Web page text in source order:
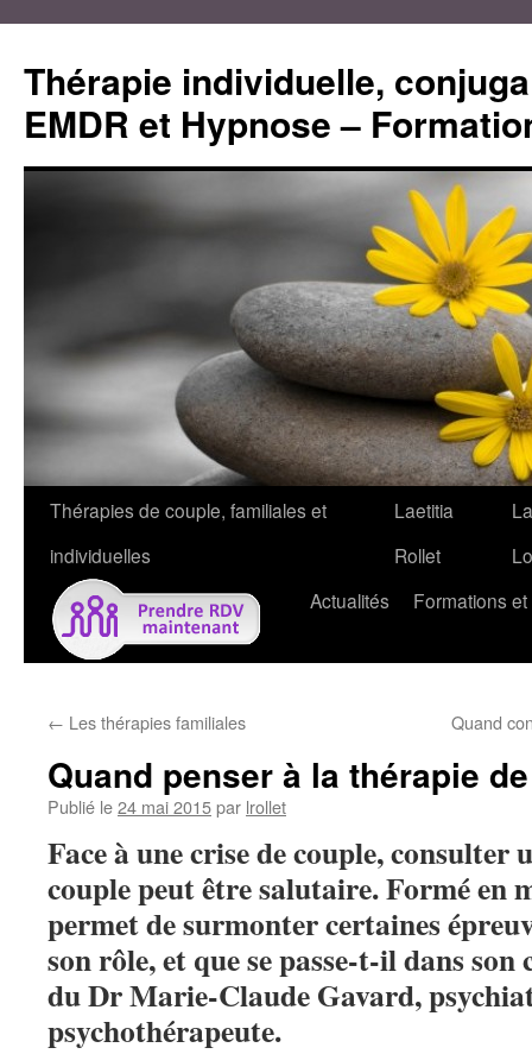
contenu
Thérapie individuelle,
EMDR et Hypnose –
Thérapies de couple, familiales et
individuelles
Laetitia
Rollet
Actualités
Formations
← Les thérapies familiales Quand
Quand penser à la thérapie
Publié le24 mai 2015par lrollet
Face à une crise de couple, consulter
couple peut être salutaire. Formé en
permet de surmonter certaines
son rôle, et que se passe-t-il dans son
du Dr Marie-Claude Gavard,
psychothérapeute.